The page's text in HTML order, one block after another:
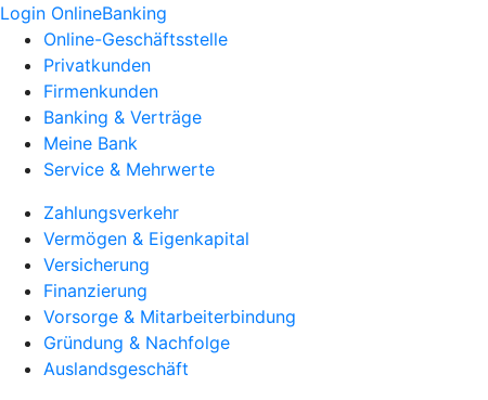
Login OnlineBanking
Online-Geschäftsstelle
Privatkunden
Firmenkunden
Banking & Verträge
Meine Bank
Service & Mehrwerte
Zahlungsverkehr
Vermögen & Eigenkapital
Versicherung
Finanzierung
Vorsorge & Mitarbeiterbindung
Gründung & Nachfolge
Auslandsgeschäft